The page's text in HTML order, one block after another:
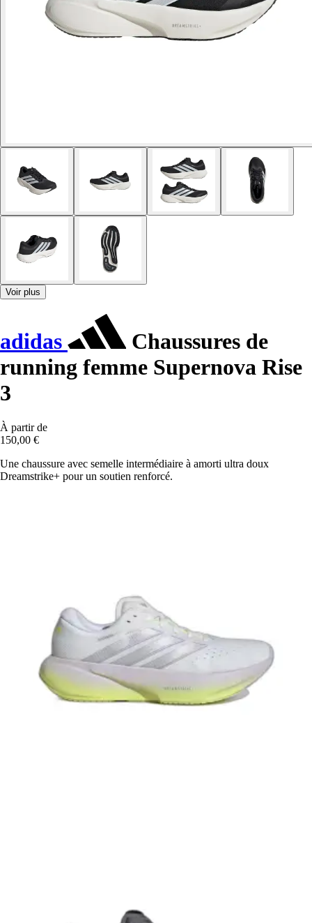
Voir plus
adidas
Chaussures de
running femme Supernova Rise
3
À partir de
150,00 €
Une chaussure avec semelle intermédiaire à amorti ultra doux
Dreamstrike+ pour un soutien renforcé.